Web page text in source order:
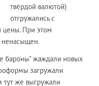
твёрдой валютой)
отгружались с
цены. При этом
ненасыщен.
бароны" жаждали новых
загружали
тут же выгружали